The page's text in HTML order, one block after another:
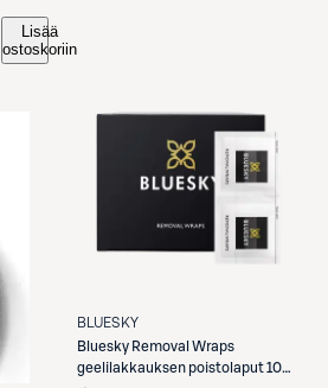
Lisää
ostoskoriin
BLUESKY
Bluesky Removal Wraps
geelilakkauksen poistolaput 100